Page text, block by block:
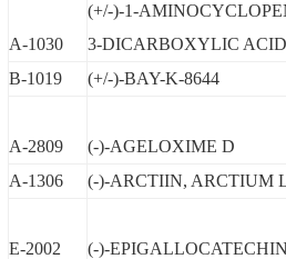
A-1030
(+/-)-1-
3-DICARBOXYLIC ACID
B-1019
(+/-)-BAY-K-8644
A-2809 (-)-AGELOXIME D
A-1306
(-)-ARCTIIN, ARCTIUM
E-2002 (-)-